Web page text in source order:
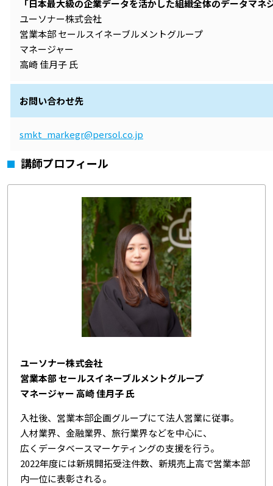
「日本最大級の企業データを活かした組織全体のデータマネ
ユーソナー株式会社
営業本部 セールスイネーブルメントグループ
マネージャー
高崎 佳月子 氏
お問い合わせ先
smkt_markegr@persol.co.jp
講師プロフィール
ユーソナー株式会社
営業本部 セールスイネーブルメントグループ
マネージャー 高崎 佳月子 氏
入社後、営業本部企画グループにて法人営業に従事。
人材業界、金融業界、旅行業界などを中心に、
広くデータベースマーケティングの支援を行う。
2022年度には新規開拓受注件数、新規売上高で営業本部
内一位に表彰される。